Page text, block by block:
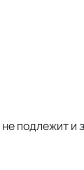
подлежит и